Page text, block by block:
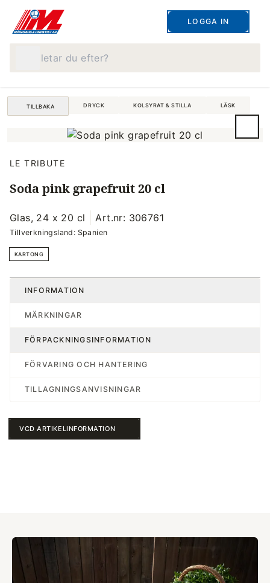
LOGGA IN
TILLBAKA DRYCK KOLSYRAT & STILLA LÄSK
LE TRIBUTE
Soda pink grapefruit 20 cl
Glas, 24 x 20 cl Art.nr: 306761
Tillverkningsland: Spanien
KARTONG
INFORMATION
MÄRKNINGAR
FÖRPACKNINGSINFORMATION
FÖRVARING OCH HANTERING
TILLAGNINGSANVISNINGAR
VCD ARTIKELINFORMATION